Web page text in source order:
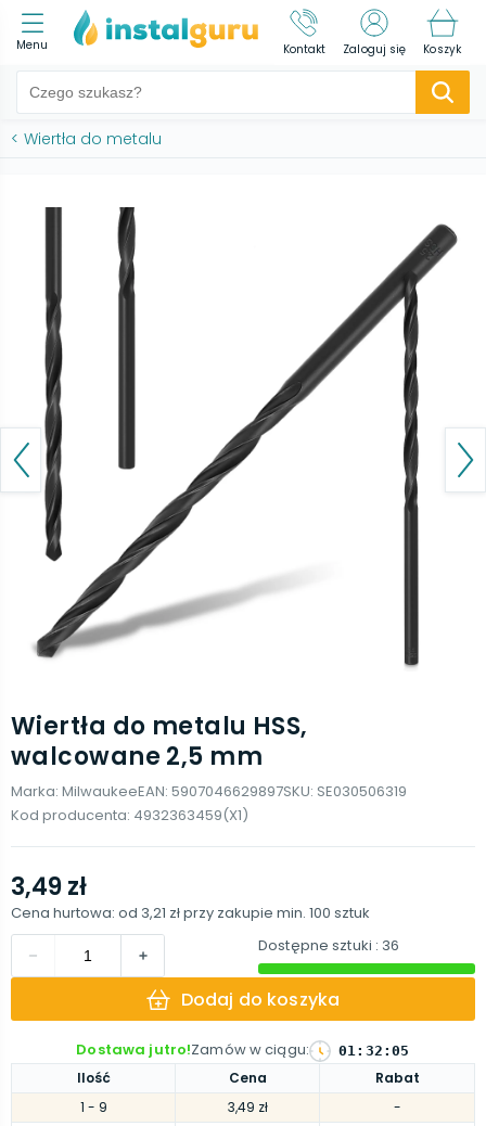
Menu Kontakt Zaloguj się Koszyk
< Wiertła do metalu
Wiertła do metalu HSS,
walcowane 2,5 mm
Marka: MilwaukeeEAN: 5907046629897SKU: SE030506319
Kod producenta: 4932363459(X1)
Ilość Cena
Rabat
1 - 9 3,49 zł
-
3,49 zł
Cena hurtowa: od 3,21 złprzy zakupie min. 100 sztuk
Dostępne sztuki : 36
Dodaj do koszyka
Dostawa jutro!Zamów w ciągu: 01: 32 :04